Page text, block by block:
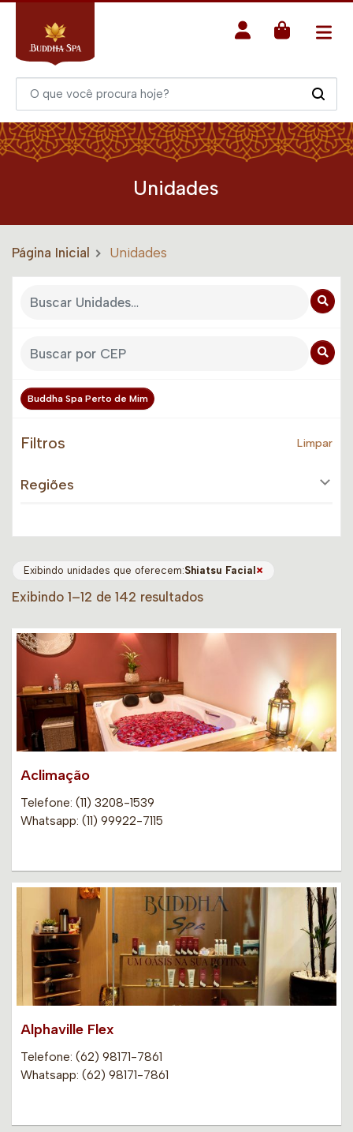
Unidades
Página Inicial Unidades
Buddha Spa Perto de Mim
Filtros Limpar
Regiões
Exibindo unidades que oferecem:Shiatsu Facial ×
Exibindo 1–12 de 142 resultados
Aclimação
Telefone: (11) 3208-1539
Whatsapp: (11) 99922-7115
Alphaville Flex
Telefone: (62) 98171-7861
Whatsapp: (62) 98171-7861